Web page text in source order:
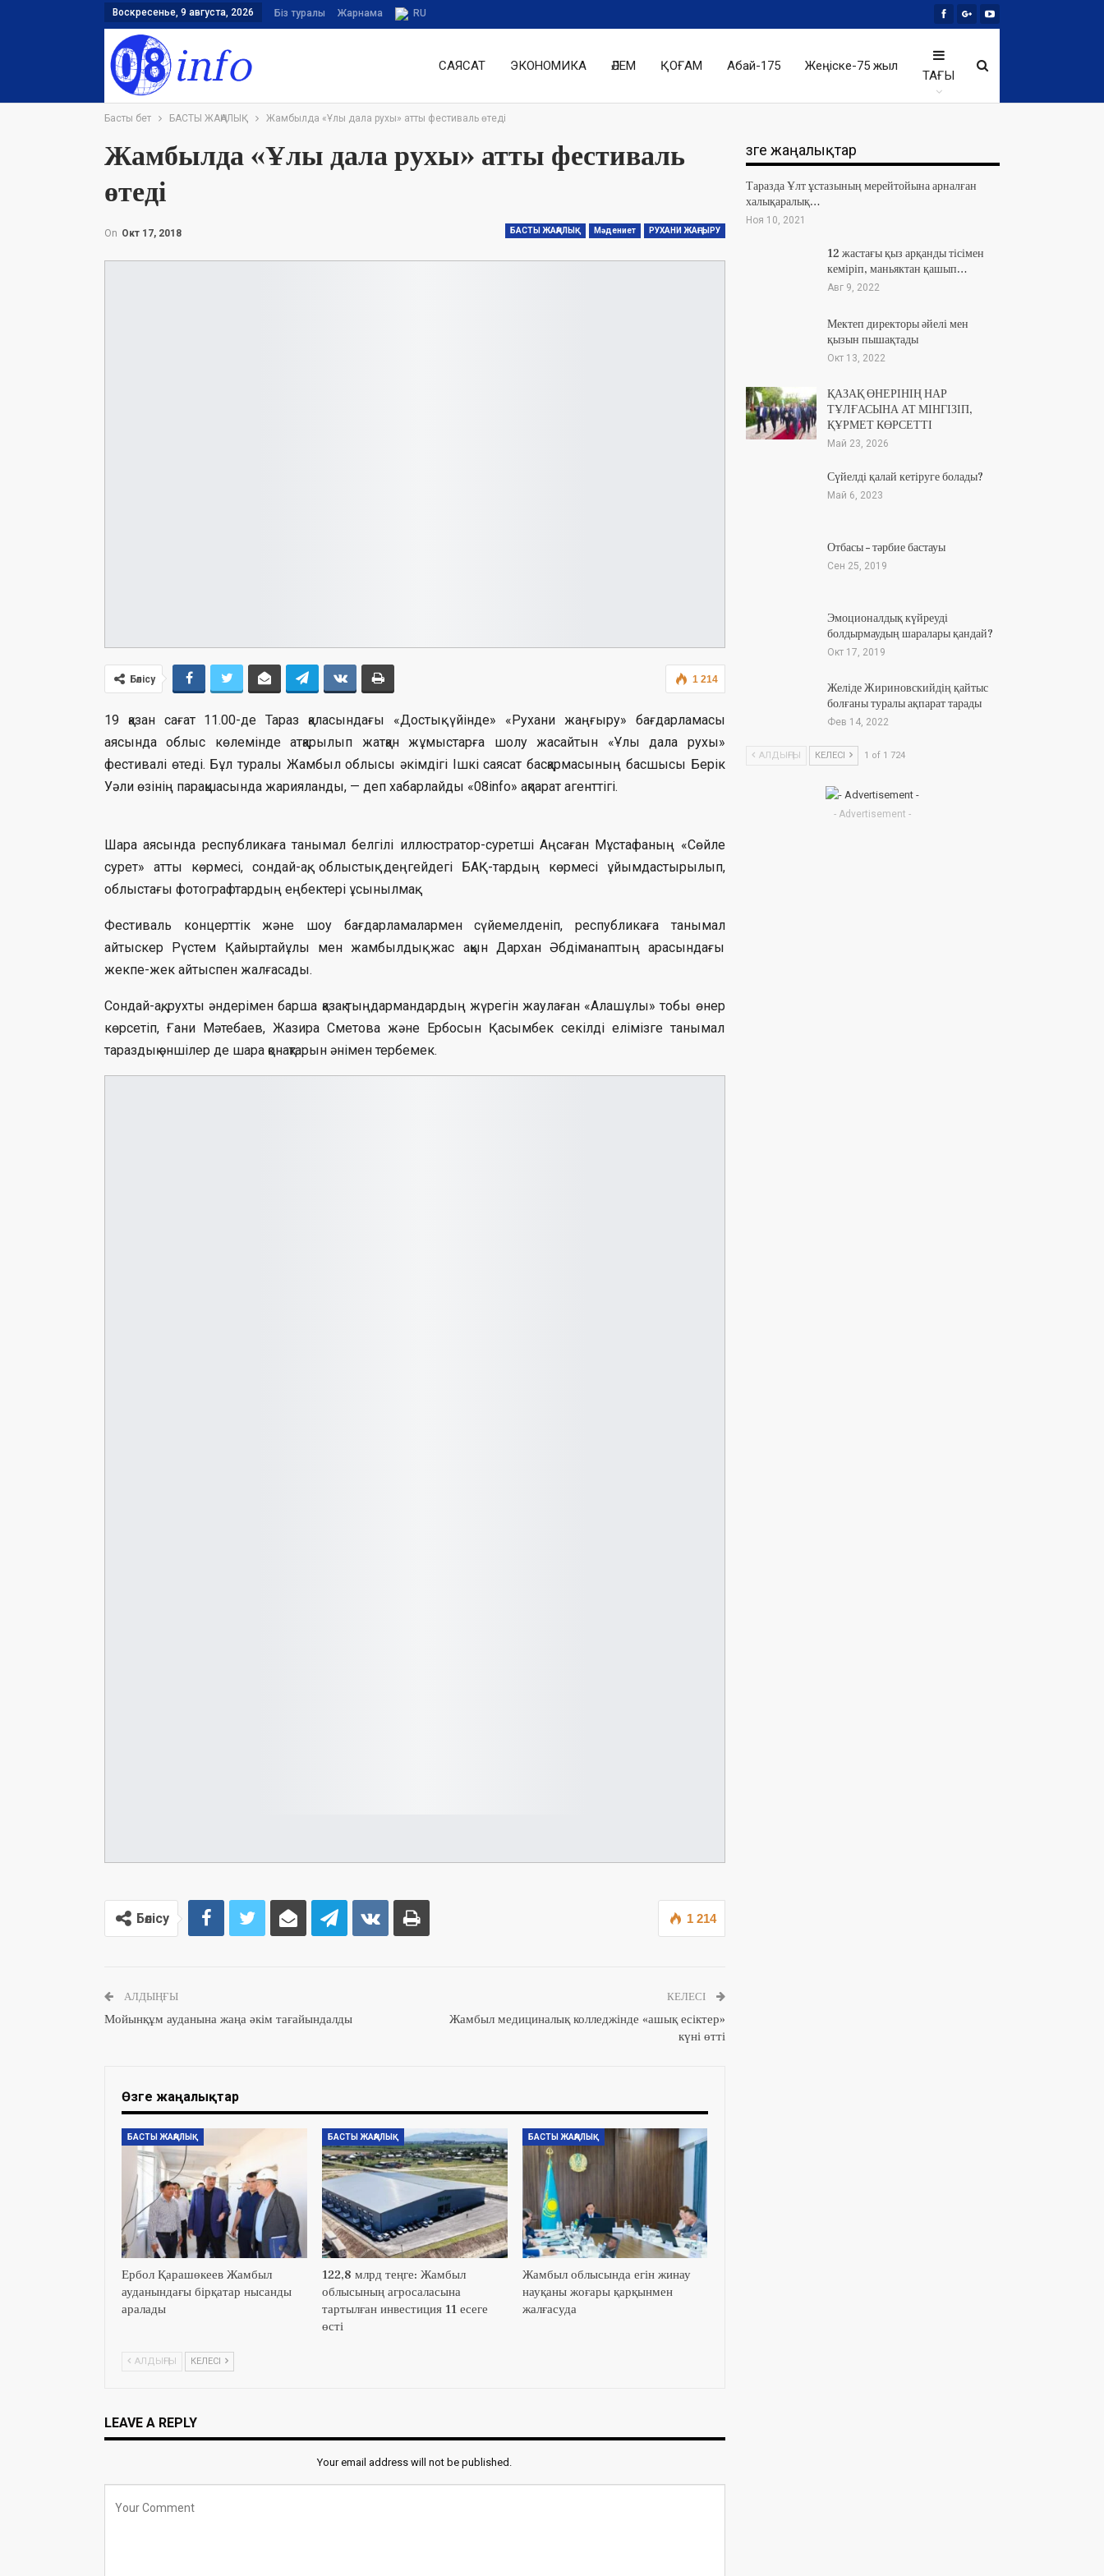
Воскресенье, 9 августа, 2026 Біз туралы Жарнама RU
САЯСАТ ЭКОНОМИКА ӘЛЕМ ҚОҒАМ Абай-175 Жеңіске-75 жыл
ТАҒЫ
Басты бет БАСТЫ ЖАҢАЛЫҚ Жамбылда «Ұлы дала рухы» атты фестиваль өтеді
Жамбылда «Ұлы дала рухы» атты фестиваль
өтеді
БАСТЫ ЖАҢАЛЫҚ Мәдениет РУХАНИ ЖАҢҒЫРУ
On Окт 17, 2018
1 214
Бөлісу
19 қазан сағат 11.00-де Тараз қаласындағы «Достық үйінде» «Рухани жаңғыру» бағдарламасы
аясында облыс көлемінде атқарылып жатқан жұмыстарға шолу жасайтын «Ұлы дала рухы»
фестивалі өтеді. Бұл туралы Жамбыл облысы әкімдігі Ішкі саясат басқармасының басшысы Берік
Уәли өзінің парақшасында жарияланды, — деп хабарлайды «08info» ақпарат агенттігі.
Шара аясында республикаға танымал белгілі иллюстратор-суретші Аңсаған Мұстафаның «Сөйле
сурет» атты көрмесі, сондай-ақ, облыстық деңгейдегі БАҚ-тардың көрмесі ұйымдастырылып,
облыстағы фотографтардың еңбектері ұсынылмақ.
Фестиваль концерттік және шоу бағдарламалармен сүйемелденіп, республикаға танымал
айтыскер Рүстем Қайыртайұлы мен жамбылдық жас ақын Дархан Әбдіманаптың арасындағы
жекпе-жек айтыспен жалғасады.
Сондай-ақ, рухты әндерімен барша қазақ тыңдармандардың жүрегін жаулаған «Алашұлы» тобы өнер
көрсетіп, Ғани Мәтебаев, Жазира Сметова және Ербосын Қасымбек секілді елімізге танымал
тараздық әншілер де шара қонақтарын әнімен тербемек.
1 214
Бөлісу
АЛДЫҢҒЫ
Мойынқұм ауданына жаңа әкім тағайындалды
КЕЛЕСІ
Жамбыл медициналық колледжінде «ашық есіктер»
күні өтті
Өзге жаңалықтар
БАСТЫ ЖАҢАЛЫҚ
Ербол Қарашөкеев Жамбыл
ауданындағы бірқатар нысанды
аралады
БАСТЫ ЖАҢАЛЫҚ
122,8 млрд теңге: Жамбыл
облысының агросаласына
тартылған инвестиция 11 есеге
өсті
БАСТЫ ЖАҢАЛЫҚ
Жамбыл облысында егін жинау
науқаны жоғары қарқынмен
жалғасуда
АЛДЫҢҒЫ КЕЛЕСІ
LEAVE A REPLY
Your email address will not be published.
Өзге жаңалықтар
Таразда Ұлт ұстазының мерейтойына арналған
халықаралық…
Ноя 10, 2021
12 жастағы қыз арқанды тісімен
кеміріп, маньяктан қашып…
Авг 9, 2022
Мектеп директоры әйелі мен
қызын пышақтады
Окт 13, 2022
ҚАЗАҚ ӨНЕРІНІҢ НАР
ТҰЛҒАСЫНА АТ МІНГІЗІП,
ҚҰРМЕТ КӨРСЕТТІ
Май 23, 2026
Сүйелді қалай кетіруге болады?
Май 6, 2023
Отбасы – тәрбие бастауы
Сен 25, 2019
Эмоционалдық күйреуді
болдырмаудың шаралары қандай?
Окт 17, 2019
Желіде Жириновскийдің қайтыс
болғаны туралы ақпарат тарады
Фев 14, 2022
АЛДЫҢҒЫ КЕЛЕСІ 1 of 1 724
- Advertisement -